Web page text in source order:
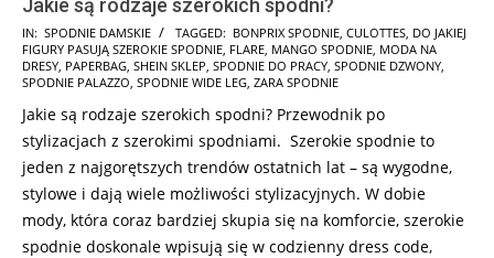
Jakie są rodzaje szerokich spodni?
2026-
05-
11
IN: SPODNIE DAMSKIE TAGGED: BONPRIX SPODNIE, CULOTTES, DO JAKIEJ
FIGURY PASUJĄ SZEROKIE SPODNIE, FLARE, MANGO SPODNIE, MODA NA
DRESY, PAPERBAG, SHEIN SKLEP, SPODNIE DO PRACY, SPODNIE DZWONY,
SPODNIE PALAZZO, SPODNIE WIDE LEG, ZARA SPODNIE
Jakie są rodzaje szerokich spodni? Przewodnik po
stylizacjach z szerokimi spodniami. Szerokie spodnie to
jeden z najgorętszych trendów ostatnich lat – są wygodne,
stylowe i dają wiele możliwości stylizacyjnych. W dobie
mody, która coraz bardziej skupia się na komforcie, szerokie
spodnie doskonale wpisują się w codzienny dress code,